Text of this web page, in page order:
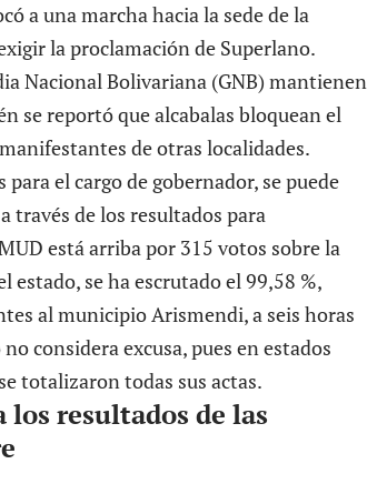
a una marcha hacia la sede de la
la proclamación de Superlano.
Nacional Bolivariana (GNB) mantienen
se reportó que alcabalas bloquean el
de otras localidades.
el cargo de gobernador, se puede
través de los resultados para
está arriba por 315 votos sobre la
estado, se ha escrutado el 99,58 %,
al municipio Arismendi, a seis horas
considera excusa, pues en estados
totalizaron todas sus actas.
resultados de las